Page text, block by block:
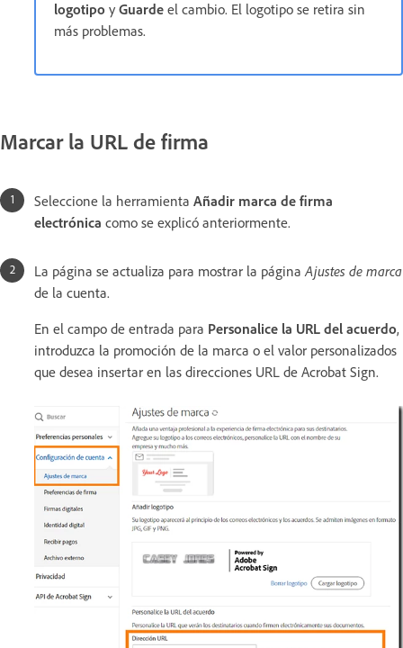
logotipo y Guarde el cambio. El logotipo se retira sin
más problemas.
Marcar la URL de firma
Seleccione la herramienta Añadir marca de firma
electrónica como se explicó anteriormente.
La página se actualiza para mostrar la páginaAjustes de marca
de la cuenta.
En el campo de entrada para Personalice la URL del acuerdo,
introduzca la promoción de la marca o el valor personalizados
que desea insertar en las direcciones URL de Acrobat Sign.